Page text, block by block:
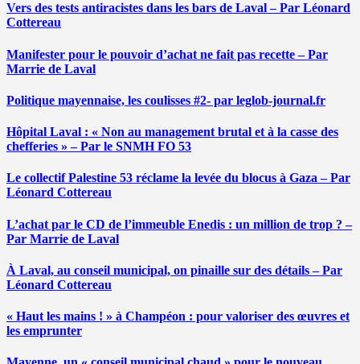
Vers des tests antiracistes dans les bars de Laval – Par Léonard
Cottereau
Manifester pour le pouvoir d’achat ne fait pas recette – Par
Marrie de Laval
Politique mayennaise, les coulisses #2- par leglob-journal.fr
Hôpital Laval : « Non au management brutal et à la casse des
chefferies » – Par le SNMH FO 53
Le collectif Palestine 53 réclame la levée du blocus à Gaza – Par
Léonard Cottereau
L’achat par le CD de l’immeuble Enedis : un million de trop ? –
Par Marrie de Laval
À Laval, au conseil municipal, on pinaille sur des détails – Par
Léonard Cottereau
« Haut les mains ! » à Champéon : pour valoriser des œuvres et
les emprunter